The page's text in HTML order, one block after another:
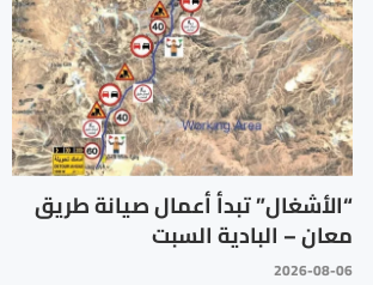
“الأشغال” تبدأ أعمال صيانة طريق
معان – البادية السبت
2026-08-06